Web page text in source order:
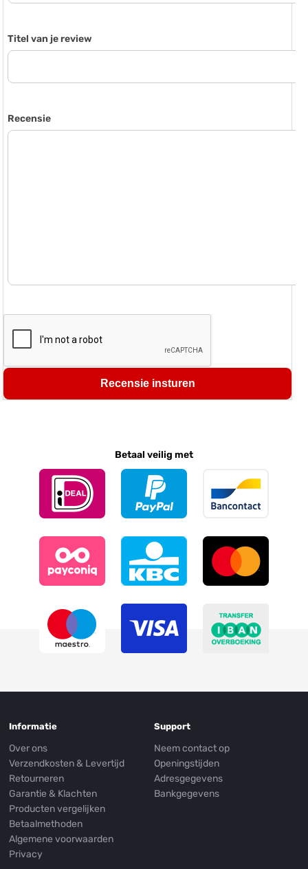
Titel van je review
Recensie
Recensie insturen
Betaal veilig met
Informatie
Over ons
Verzendkosten & Levertijd
Retourneren
Garantie & Klachten
Producten vergelijken
Betaalmethoden
Algemene voorwaarden
Privacy
Support
Neem contact op
Openingstijden
Adresgegevens
Bankgegevens